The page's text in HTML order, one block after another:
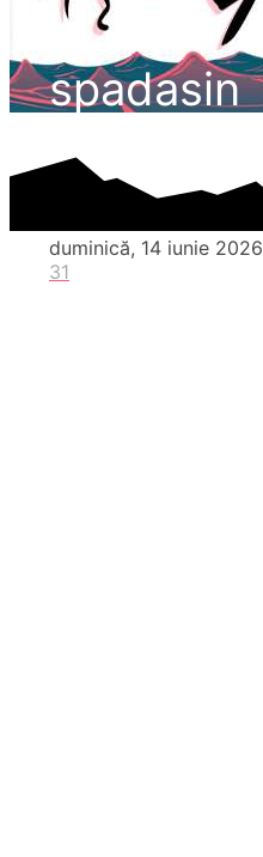
spadasin
duminică, 14 iunie 2026
31